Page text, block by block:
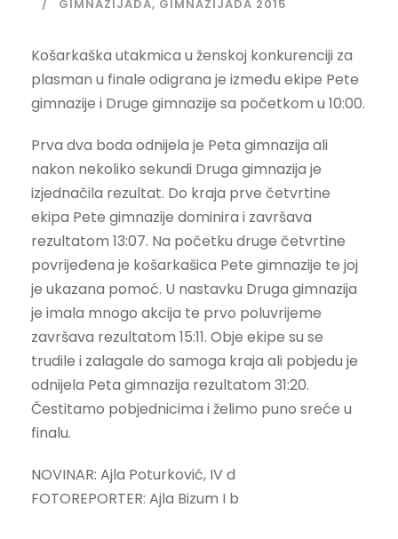
GIMNAZIJADA, GIMNAZIJADA 2015
Košarkaška utakmica u ženskoj konkurenciji za
plasman u finale odigrana je između ekipe Pete
gimnazije i Druge gimnazije sa početkom u 10:00.
Prva dva boda odnijela je Peta gimnazija ali
nakon nekoliko sekundi Druga gimnazija je
izjednačila rezultat. Do kraja prve četvrtine
ekipa Pete gimnazije dominira i završava
rezultatom 13:07. Na početku druge četvrtine
povrijeđena je košarkašica Pete gimnazije te joj
je ukazana pomoć. U nastavku Druga gimnazija
je imala mnogo akcija te prvo poluvrijeme
završava rezultatom 15:11. Obje ekipe su se
trudile i zalagale do samoga kraja ali pobjedu je
odnijela Peta gimnazija rezultatom 31:20.
Čestitamo pobjednicima i želimo puno sreće u
finalu.
NOVINAR: Ajla Poturković, IV d
FOTOREPORTER: Ajla Bizum I b